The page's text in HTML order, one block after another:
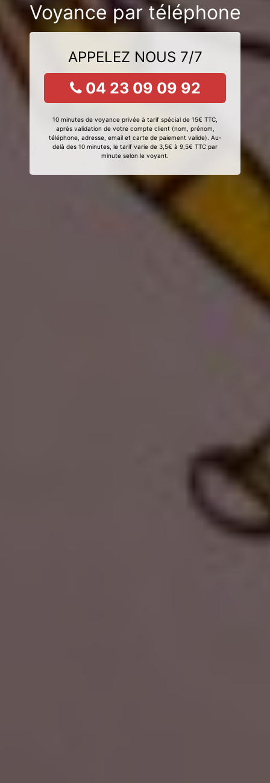
Voyance par téléphone
APPELEZ NOUS 7/7
04 23 09 09 92
10 minutes de voyance privée à tarif spécial de 15€ TTC,
après validation de votre compte client (nom, prénom,
téléphone, adresse, email et carte de paiement valide). Au-
delà des 10 minutes, le tarif varie de 3,5€ à 9,5€ TTC par
minute selon le voyant.